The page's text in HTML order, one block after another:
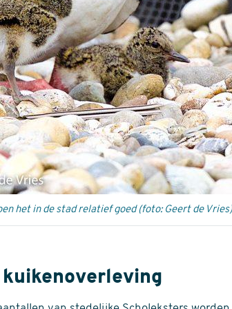
het in de stad relatief goed (foto: Geert de Vries)